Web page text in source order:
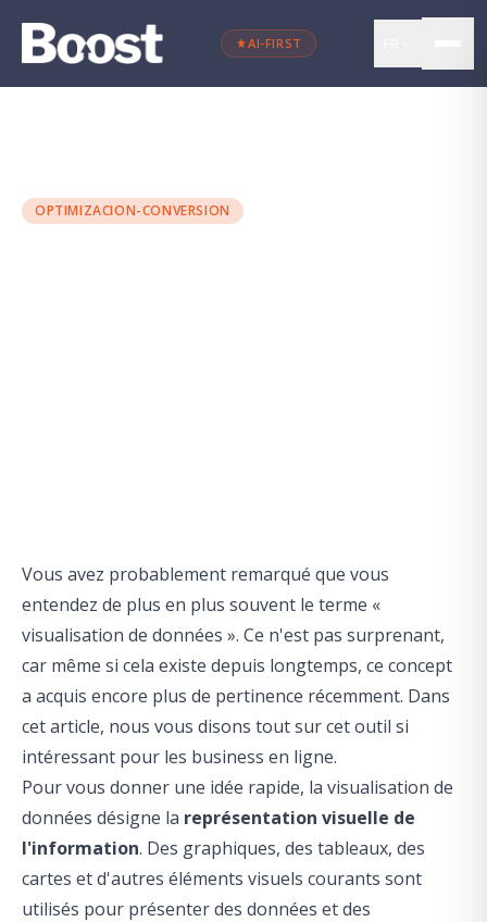
AI-FIRST
OPTIMIZACION-CONVERSION
Vous avez probablement remarqué que vous
entendez de plus en plus souvent le terme «
visualisation de données ». Ce n'est pas surprenant,
car même si cela existe depuis longtemps, ce concept
a acquis encore plus de pertinence récemment. Dans
cet article, nous vous disons tout sur cet outil si
intéressant pour les business en ligne.
Pour vous donner une idée rapide, la visualisation de
données désigne la représentation visuelle de
l'information. Des graphiques, des tableaux, des
cartes et d'autres éléments visuels courants sont
utilisés pour présenter des données et des